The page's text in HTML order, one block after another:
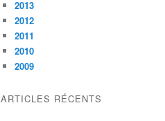
2013
2012
2011
2010
2009
ARTICLES RÉCENTS